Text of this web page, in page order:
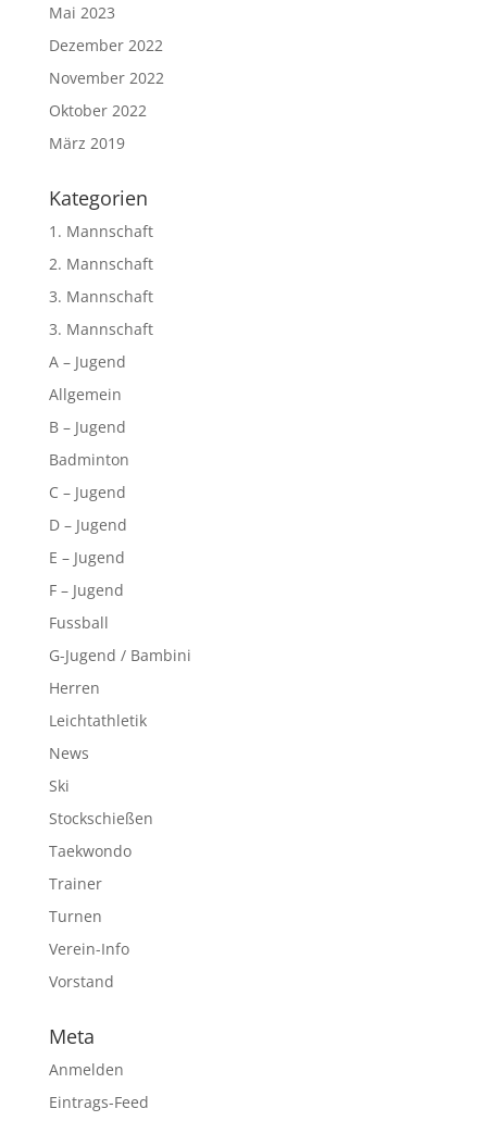
Mai 2023
Dezember 2022
November 2022
Oktober 2022
März 2019
Kategorien
1. Mannschaft
2. Mannschaft
3. Mannschaft
3. Mannschaft
A – Jugend
Allgemein
B – Jugend
Badminton
C – Jugend
D – Jugend
E – Jugend
F – Jugend
Fussball
G-Jugend / Bambini
Herren
Leichtathletik
News
Ski
Stockschießen
Taekwondo
Trainer
Turnen
Verein-Info
Vorstand
Meta
Anmelden
Eintrags-Feed